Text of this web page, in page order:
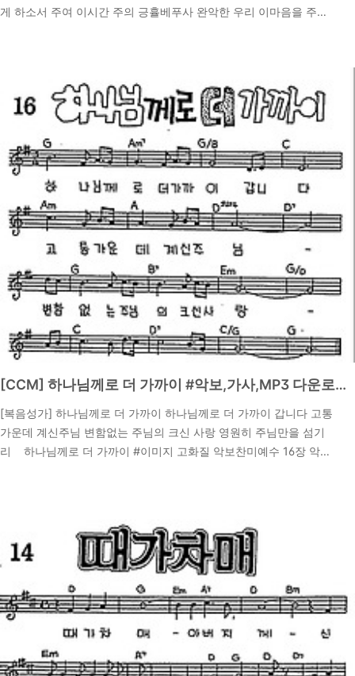
게 하소서 주여 이시간 주의 긍휼베푸사 완악한 우리 이마음을 주의
묵상하기시편51:10-12 말씀 묵상 10 하나님이여 내 속에 정한 마음
을 창조하시고 내 안에 정직한 영을 새롭게 하소서11 나를 주 앞에서
쫓아내지 마시며 주의 성령을 내게서 거두지 마소서12 주의 구원의
즐거움을 내게 회복시켜 주시고 자원하는 심령을 주사 나를 붙드소서
이 시편은 다윗이 바..
[CCM] 하나님께로 더 가까이 #악보,가사,MP3 다운로드
[복음성가] 하나님께로 더 가까이 하나님께로 더 가까이 갑니다 고통
가운데 계신주님 변함없는 주님의 크신 사랑 영원히 주님만을 섬기
리 하나님께로 더 가까이 #이미지 고화질 악보찬미예수 16장 악보
을 깨끗이 하라 두 마음을 품은 자들아 마음을 성결하게 하라이 말씀
은 하나님께 나아가는 것이 얼마나 중요한지를 강조합니다. 우리가
하나님께 가까이 나아갈 때, 그분은 우리를 더욱 가까이 하신다고 약
속하십니다. 이 구절은 고통 가운데 있을 때, 하나님께 나아가야 하는
이유를 잘 보여줍니다. 시편136:1 ..